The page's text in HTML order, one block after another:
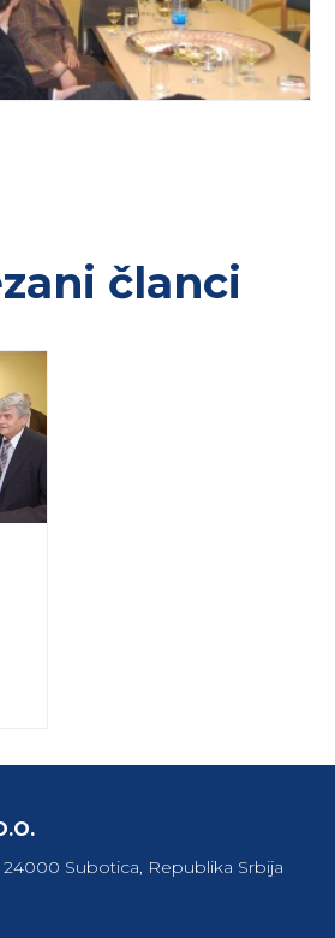
članci
Subotica, Republika Srbija